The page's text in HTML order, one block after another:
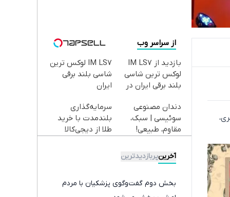
از سراسر وب
بازدید از IM LS7
لوکس ترین شاسی
بلند برقی ایران در
IM LS7 لوکس ترین
شاسی بلند برقی
ایران
دندان مصنوعی
سوئیسی | سبک،
مقاوم، طبیعی!
رایگان+پرداخت
اقساطی😍
سرمایه‌گذاری
بلندمدت با خرید
طلا از دیجی‌کالا
آخرینپربازدیدترین
بخش دوم گفت‌وگوی پزشکیان با مردم